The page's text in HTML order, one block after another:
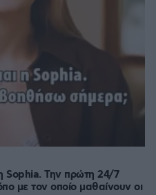
Sophia. Την πρώτη 24/7
με τον οποίο μαθαίνουν οι